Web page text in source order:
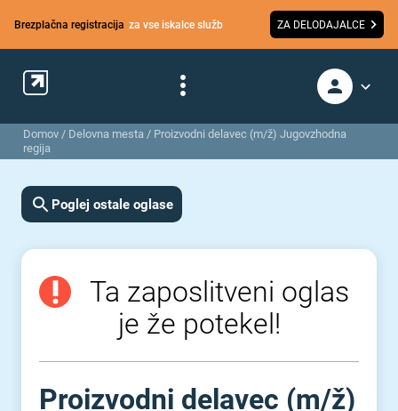
Brezplačna registracija za vse iskalce služb ZA DELODAJALCE
Domov / Delovna mesta / Proizvodni delavec (m/ž) Jugovzhodna
regija
Poglej ostale oglase
Ta zaposlitveni oglas
je že potekel!
Proizvodni delavec (m⁠/⁠ž)